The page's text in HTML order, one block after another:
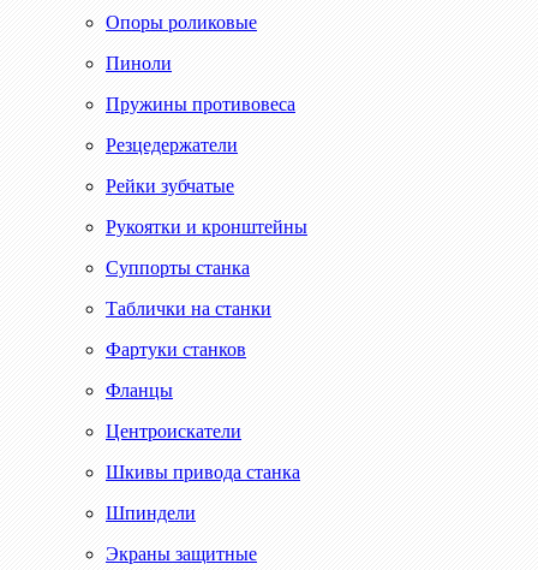
Опоры роликовые
Пиноли
Пружины противовеса
Резцедержатели
Рейки зубчатые
Рукоятки и кронштейны
Суппорты станка
Таблички на станки
Фартуки станков
Фланцы
Центроискатели
Шкивы привода станка
Шпиндели
Экраны защитные